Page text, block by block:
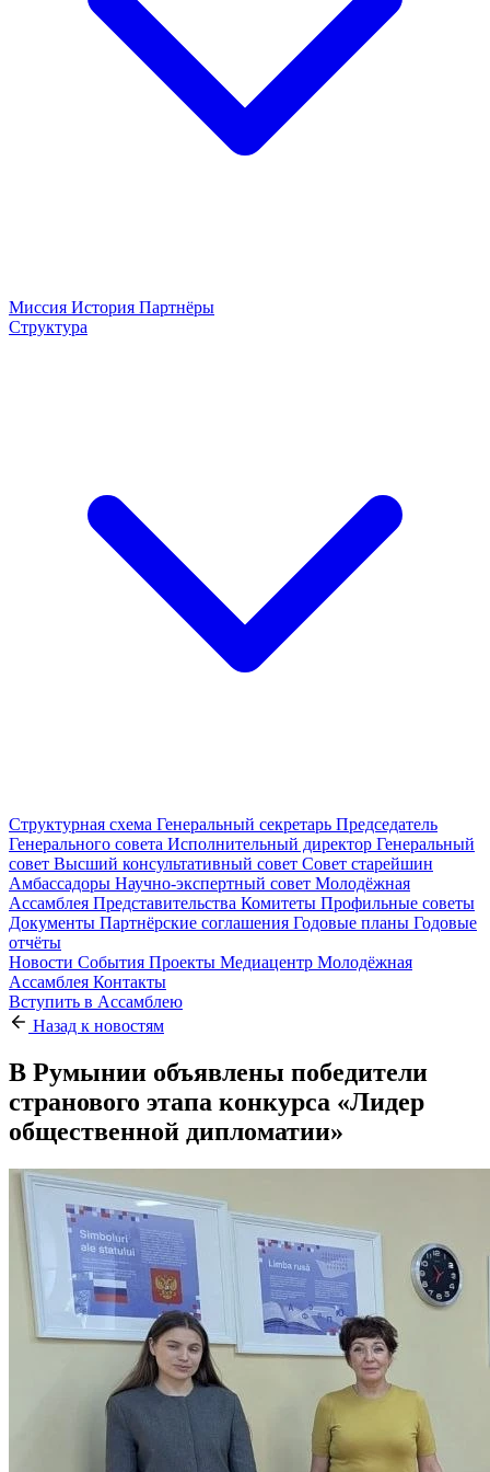
Миссия История Партнёры
Структура
Структурная схема Генеральный секретарь Председатель
Генерального совета Исполнительный директор Генеральный
совет Высший консультативный совет Совет старейшин
Амбассадоры Научно-экспертный совет Молодёжная
Ассамблея Представительства Комитеты Профильные советы
Документы Партнёрские соглашения Годовые планы Годовые
отчёты
Новости События Проекты Медиацентр Молодёжная
Ассамблея Контакты
Вступить в Ассамблею
Назад к новостям
В Румынии объявлены победители
странового этапа конкурса «Лидер
общественной дипломатии»